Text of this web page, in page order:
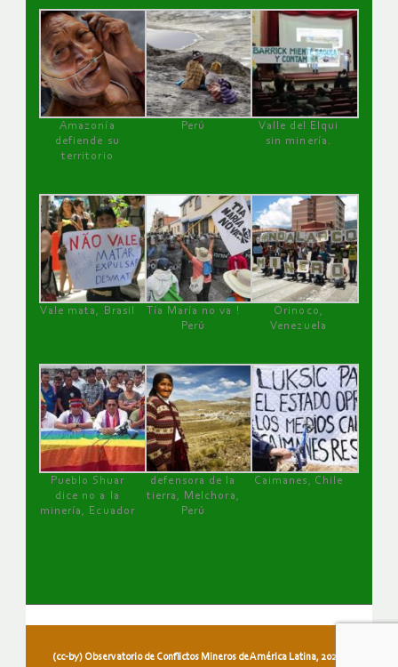
Amazonía
defiende su
territorio
Perú
Valle del Elqui
sin minería.
Vale mata, Brasil
Tía María no va !
Perú
Orinoco,
Venezuela
Pueblo Shuar
dice no a la
minería, Ecuador
defensora de la
tierra, Melchora,
Perú
Caimanes, Chile
(cc-by) Observatorio de Conflictos Mineros de América Latina, 2026